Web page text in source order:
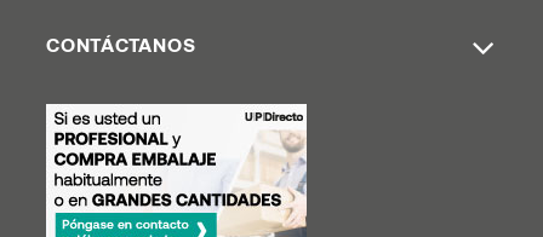
CONTÁCTANOS